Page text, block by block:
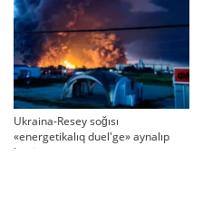
Ukraina-Resey soğısı
«energetikalıq duel'ge» aynalıp
ketti